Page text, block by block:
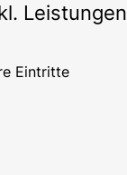
Leistungen
Eintritte